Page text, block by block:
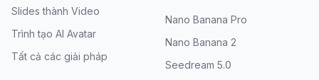
Slides thành Video
Trình tạo AI Avatar
Tất cả các giải pháp
Nano Banana Pro
Nano Banana 2
Seedream 5.0